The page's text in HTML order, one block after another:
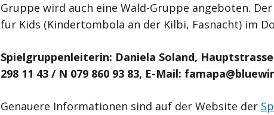
Gruppe wird auch eine Wald-Gruppe angeboten.
für Kids (Kindertombola an der Kilbi, Fasnacht) im
Spielgruppenleiterin: Daniela Soland, Hauptstrasse
298 11 43 / N 079 860 93 83, E-Mail:
Genauere Informationen sind auf der Website der